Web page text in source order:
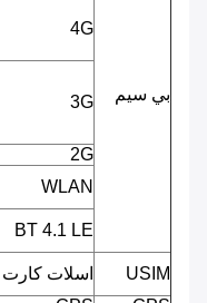
بي سيم
4G
3G
2G
WLAN
BT 4.1 LE
USIM
اسلات کارت